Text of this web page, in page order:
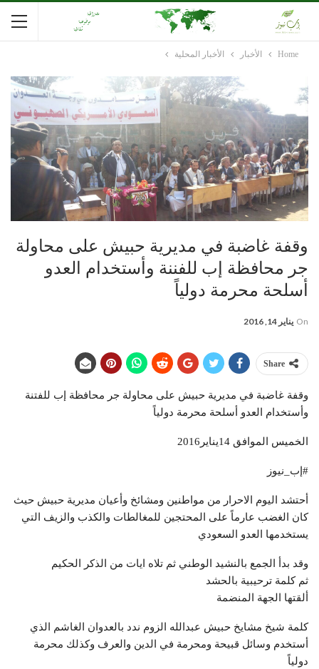
Home الأخبار الأخبار المحلية
وقفة غاضبة في مديرية حبيش على محاولة
جر محافظة إب للفننة وأستخدام العدو
أسلحة محرمة دولياً
On يناير 14, 2016
Share
وقفة غاضبة في مديرية حبيش على محاولة جر محافظة إب للفتنة
وأستخدام العدو أسلحة محرمة دولياً
الخميس الموافق 14يناير2016
#إب_نيوز
أحتشد اليوم الاحرار من مواطنين ومشائخ وأعيان مديرية حبيش حيث
كان الغضب عارماً على المحتجين للمغالطات والكذب والزيف التي
يستخدمها العدو السعودي
وقد بدأ الجمع بالنشيد الوطني ثم تلاه ايات من الذكر الحكيم
ثم كلمة ترحيبية بالحشد
ألقتها الجهة المنضمة
كلمة شيخ مشايخ حبيش عبدالله الزوم ندد بالعدوان الغاشم الذي
أستخدم وسائل قبيحة ومحرمة في الدين والعرف وكذلك محرمة
دولياً